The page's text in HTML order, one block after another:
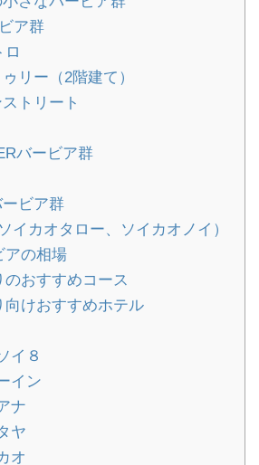
ア群
リー（2階建て）
トリート
バービア群
ビア群
イカオタロー、ソイカオノイ）
アの相場
おすすめコース
向けおすすめホテル
イ８
イン
ナ
ヤ
オ